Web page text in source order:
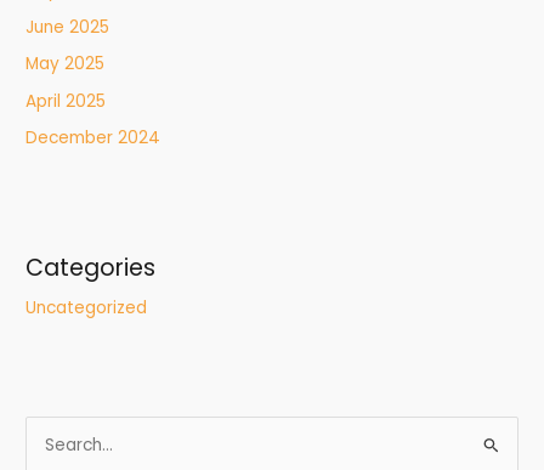
June 2025
May 2025
April 2025
December 2024
Categories
Uncategorized